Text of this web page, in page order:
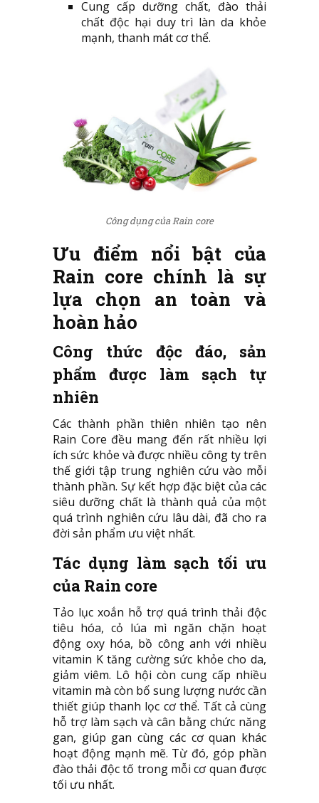
Cung cấp dưỡng chất, đào thải
chất độc hại duy trì làn da khỏe
mạnh, thanh mát cơ thể.
Công dụng của Rain core
Ưu điểm nổi bật của
Rain core chính là sự
lựa chọn an toàn và
hoàn hảo
Công thức độc đáo, sản
phẩm được làm sạch tự
nhiên
Các thành phần thiên nhiên tạo nên
Rain Core đều mang đến rất nhiều lợi
ích sức khỏe và được nhiều công ty trên
thế giới tập trung nghiên cứu vào mỗi
thành phần. Sự kết hợp đặc biệt của các
siêu dưỡng chất là thành quả của một
quá trình nghiên cứu lâu dài, đã cho ra
đời sản phẩm ưu việt nhất.
Tác dụng làm sạch tối ưu
của Rain core
Tảo lục xoắn hỗ trợ quá trình thải độc
tiêu hóa, cỏ lúa mì ngăn chặn hoạt
động oxy hóa, bồ công anh với nhiều
vitamin K tăng cường sức khỏe cho da,
giảm viêm. Lô hội còn cung cấp nhiều
vitamin mà còn bổ sung lượng nước cần
thiết giúp thanh lọc cơ thể. Tất cả cùng
hỗ trợ làm sạch và cân bằng chức năng
gan, giúp gan cùng các cơ quan khác
hoạt động mạnh mẽ. Từ đó, góp phần
đào thải độc tố trong mỗi cơ quan được
tối ưu nhất.